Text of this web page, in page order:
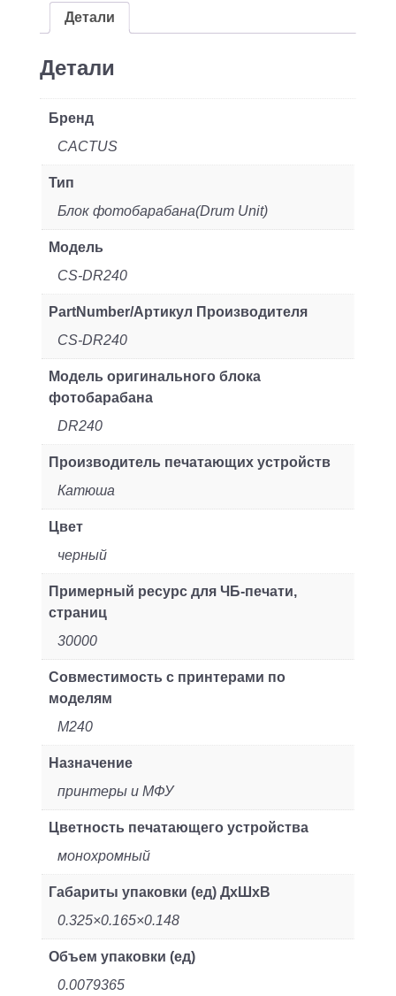
DR240
черный
ч/
для
M240
Детали
Детали
Бренд
CACTUS
Тип
Блок фотобарабана(Drum Unit)
Модель
CS-DR240
PartNumber/Артикул Производителя
CS-DR240
Модель оригинального блока
фотобарабана
DR240
Производитель печатающих устройств
Катюша
Цвет
черный
Примерный ресурс для ЧБ-печати,
страниц
30000
Совместимость с принтерами по
моделям
M240
Назначение
принтеры и МФУ
Цветность печатающего устройства
монохромный
Габариты упаковки (ед) ДхШхВ
0.325×0.165×0.148
Объем упаковки (ед)
0.0079365